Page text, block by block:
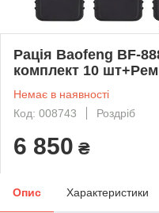
Рація Baofeng BF-
комплект 10
Немає в наявності
Код: 008743
Роздріб
6 850 ₴
Опис Характеристики